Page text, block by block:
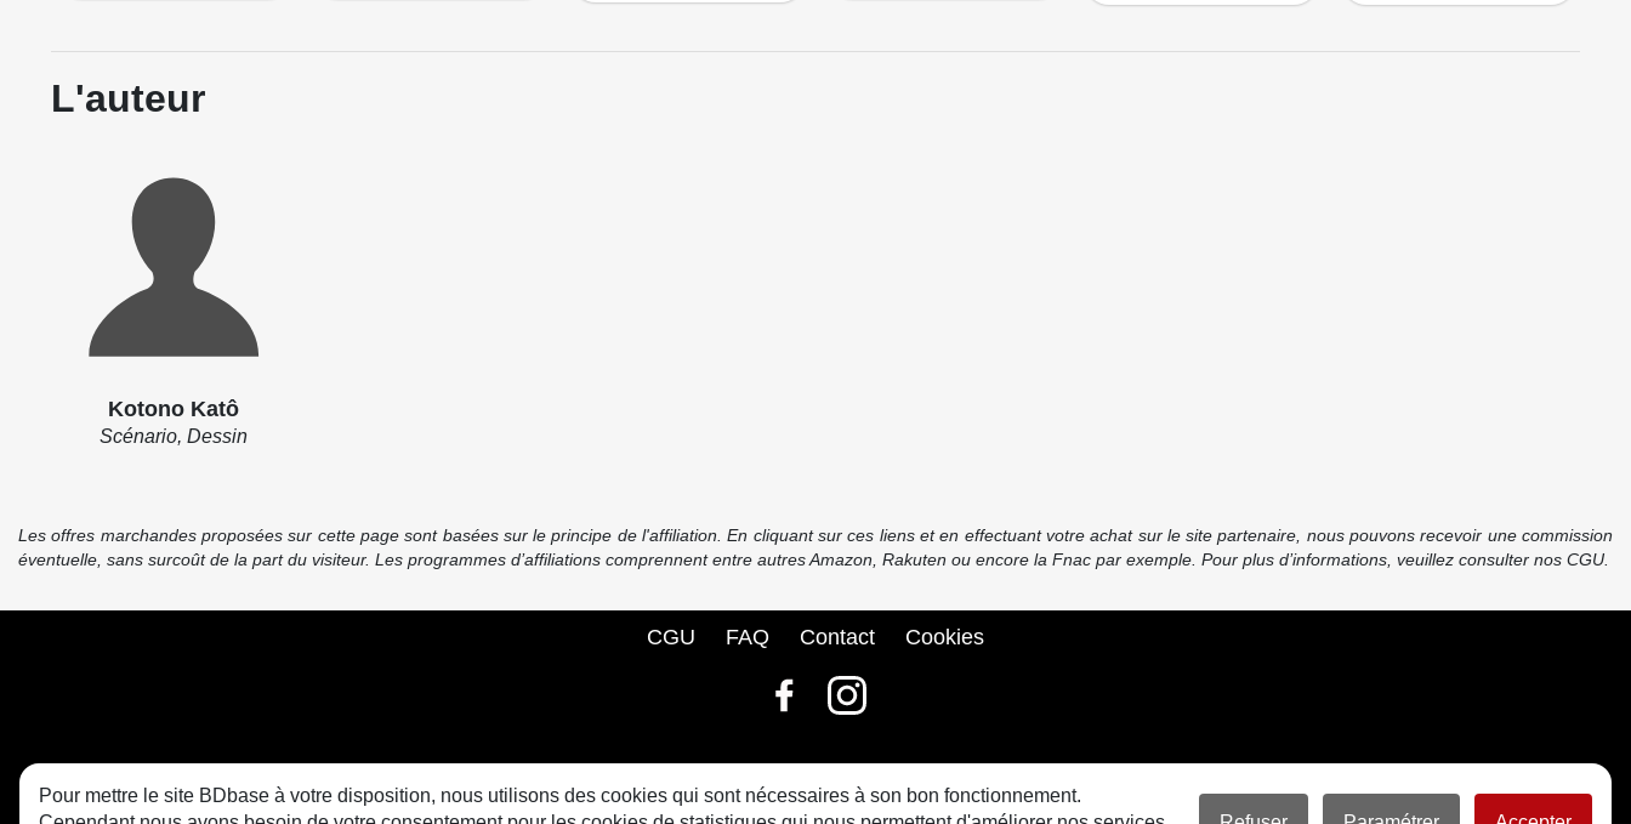
L'auteur
Kotono Katô
Scénario, Dessin
Les offres marchandes proposées sur cette page sont basées sur le principe de l'affiliation. En cliquant sur ces liens et en effectuant votre achat sur le site partenaire, nous pouvons recevoir une commission
éventuelle, sans surcoût de la part du visiteur. Les programmes d’affiliations comprennent entre autres Amazon, Rakuten ou encore la Fnac par exemple. Pour plus d’informations, veuillez consulter nos CGU.
CGU FAQ Contact Cookies
© bdbase.fr 2026
Pour mettre le site BDbase à votre disposition, nous utilisons des cookies qui sont nécessaires à son bon fonctionnement.